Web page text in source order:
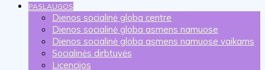
PASLAUGOS
Dienos socialinė globa centre
Dienos socialinė globa asmens namuose
Dienos socialinė globa asmens namuose vaikams
Socialinės dirbtuvės
Licencijos